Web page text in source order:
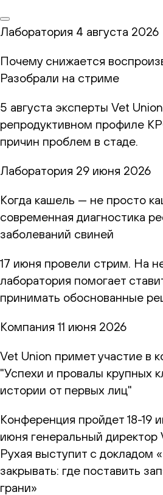
Лаборатория 4 августа 2026
Почему снижается
Разобрали на стриме
5 августа эксперты Vet
репродуктивном профиле
причин проблем в стаде.
Лаборатория 29 июня 2026
Когда кашель — не просто
современная диагностика
заболеваний свиней
17 июня провели стрим. На
лаборатория помогает
принимать обоснованные
Компания 11 июня 2026
Vet Union примет участие в
"Успехи и провалы крупных
истории от первых лиц"
Конференция пройдет 18-19
июня генеральный
Рухая выступит с докладом
закрывать: где поставить
грани»